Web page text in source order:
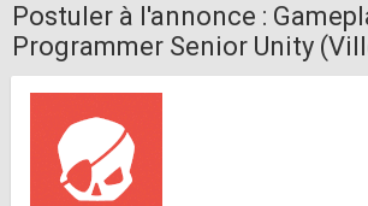
Postuler à l'annonce :
Programmer Senior Unity